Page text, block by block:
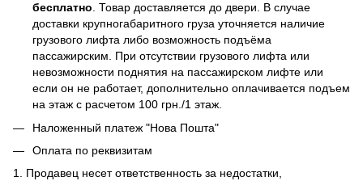
бесплатно. Товар доставляется до двери. В случае
доставки крупногабаритного груза уточняется наличие
грузового лифта либо возможность подъёма
пассажирским. При отсутствии грузового лифта или
невозможности поднятия на пассажирском лифте или
если он не работает, дополнительно оплачивается подъем
на этаж с расчетом 100 грн./1 этаж.
Наложенный платеж "Нова Пошта"
Оплата по реквизитам
1. Продавец несет ответственность за недостатки,